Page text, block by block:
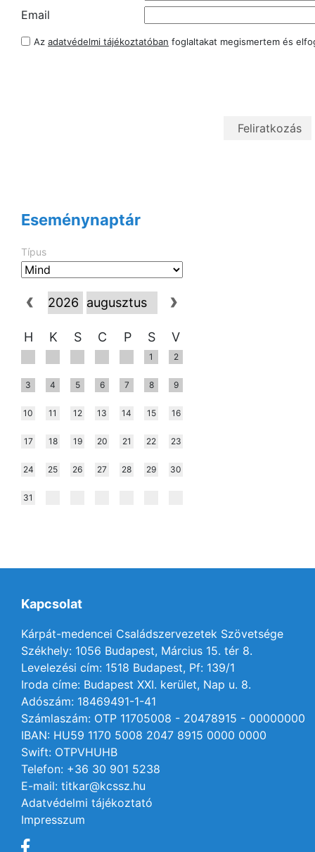
Email
Az adatvédelmi tájékoztatóban foglaltakat megismertem és
Eseménynaptár
Típus
H K S C P S V
1 2
3 4 5 6 7 8 9
10 11 12 13 14 15 16
17 18 19 20 21 22 23
24 25 26 27 28 29 30
31
Kapcsolat
Kárpát-medencei Családszervezetek Szövetsége
Székhely: 1056 Budapest, Március 15. tér 8.
Levelezési cím: 1518 Budapest, Pf: 139/1
Iroda címe: Budapest XXI. kerület, Nap u. 8.
Adószám: 18469491-1-41
Számlaszám: OTP 11705008 - 20478915 - 00000000
IBAN: HU59 1170 5008 2047 8915 0000 0000
Swift: OTPVHUHB
Telefon: +36 30 901 5238
E-mail: titkar@kcssz.hu
Adatvédelmi tájékoztató
Impresszum